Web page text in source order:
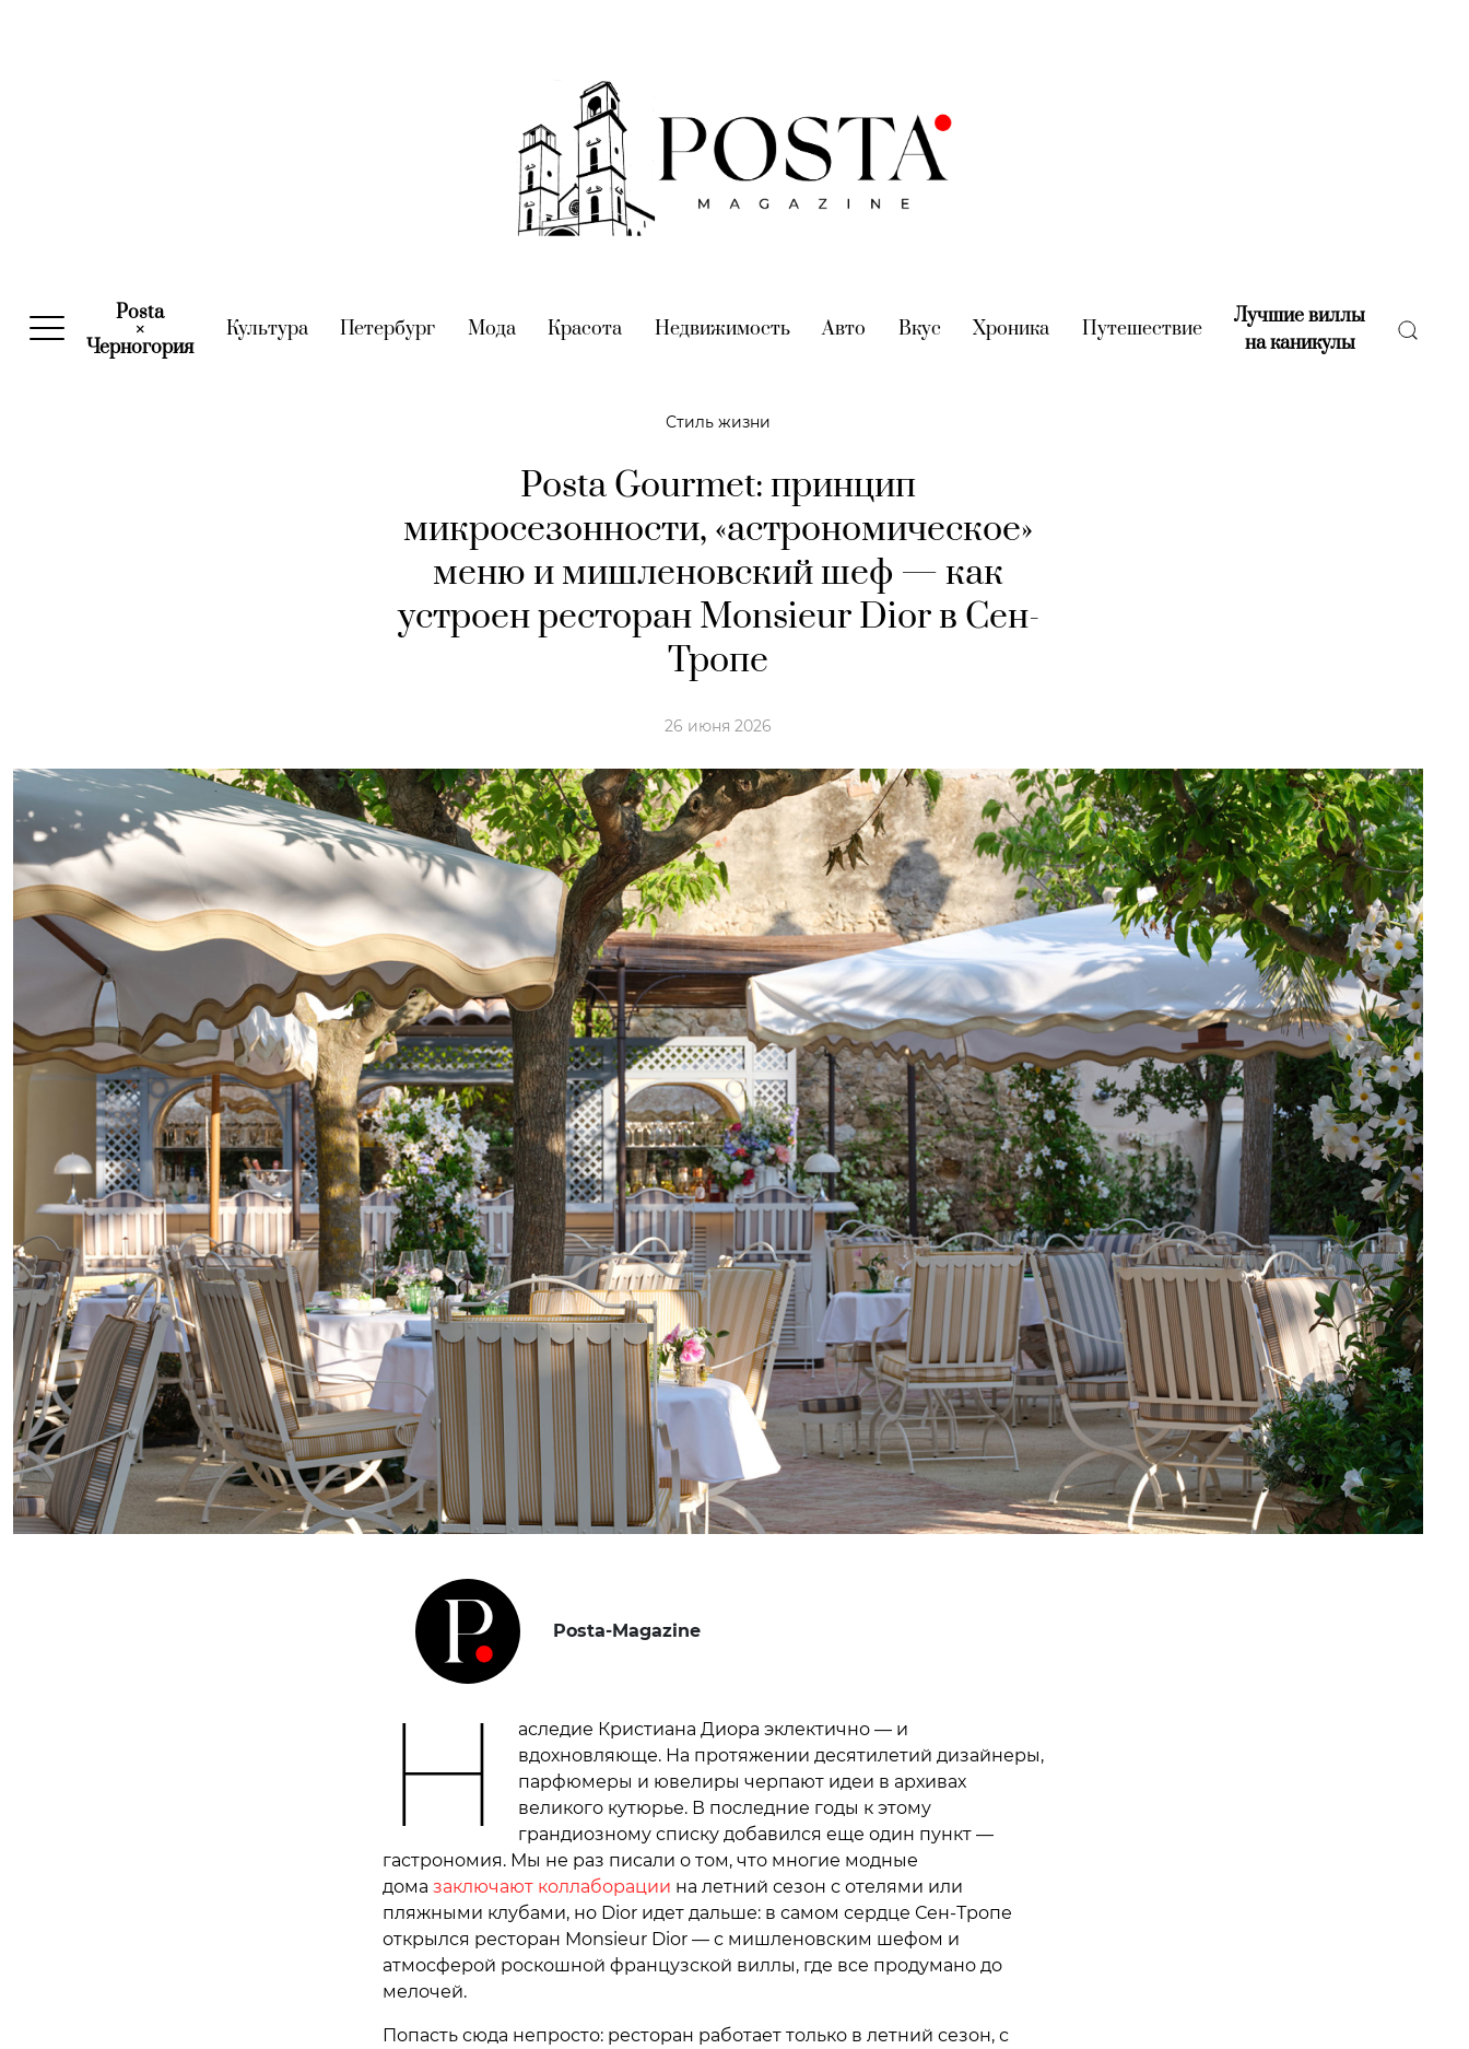
Posta
×
Черногория(current)
Культура(current)
Петербург (current)
Мода(current)
Красота (current)
Недвижимость(current)
Авто (current)
Вкус (current)
Хроника (current)
Путешествие(current)
Лучшие виллы
на каникулы(current)
Стиль жизни
Posta Gourmet: принцип
микросезонности, «астрономическое»
меню и мишленовский шеф — как
устроен ресторан Monsieur Dior в Сен-
Тропе
26 июня 2026
Posta-Magazine
Н
аследие Кристиана Диора эклектично — и
вдохновляюще. На протяжении десятилетий дизайнеры,
парфюмеры и ювелиры черпают идеи в архивах
великого кутюрье. В последние годы к этому
грандиозному списку добавился еще один пункт —
гастрономия. Мы не раз писали о том, что многие модные
дома заключают коллаборации на летний сезон с отелями или
пляжными клубами, но Dior идет дальше: в самом сердце Сен-Тропе
открылся ресторан Monsieur Dior — с мишленовским шефом и
атмосферой роскошной французской виллы, где все продумано до
мелочей.
Попасть сюда непросто: ресторан работает только в летний сезон, с